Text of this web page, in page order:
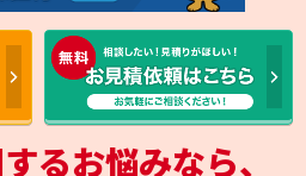
るお悩みなら、